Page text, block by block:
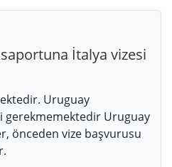
İtalya vizesi
Uruguay
gerekmemektedir Uruguay
önceden vize başvurusu